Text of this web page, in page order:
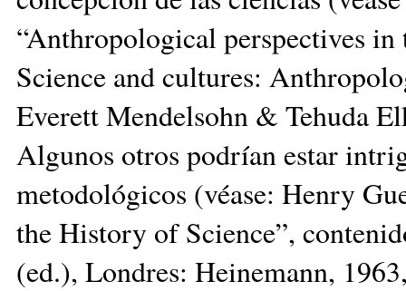
“Anthropological perspectives
Science and cultures:
Everett Mendelsohn & Tehuda
Algunos otros podrían estar
metodológicos (véase: Henry
the History of Science”,
(ed.), Londres: Heinemann,